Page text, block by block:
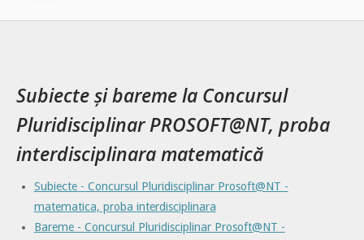
Subiecte și bareme la Concursul
Pluridisciplinar PROSOFT@NT, proba
interdisciplinara matematică
Subiecte - Concursul Pluridisciplinar Prosoft@NT -
matematica, proba interdisciplinara
Bareme - Concursul Pluridisciplinar Prosoft@NT -